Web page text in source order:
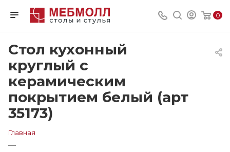
0
Стол кухонный
круглый с
керамическим
покрытием белый (арт
35173)
Главная
—